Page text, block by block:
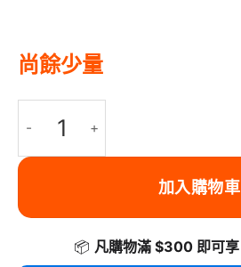
尚餘少量
加入購物車
📦 凡購物滿 $300 即可享